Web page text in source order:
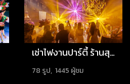
เช่าไฟงานปาร์ตี้ ร้านสุริยันจันทรา
78 รูป, 1445 ผู้ชม